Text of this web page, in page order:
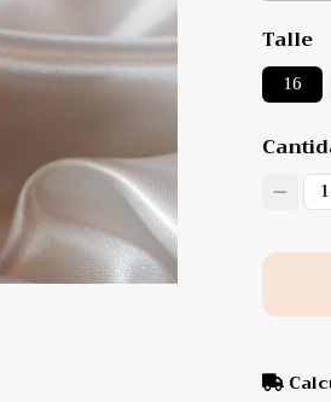
Talle
16
1